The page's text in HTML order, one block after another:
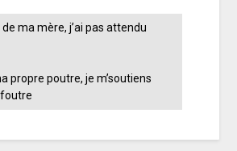
ma mère, j’ai pas attendu
propre poutre, je m’soutiens